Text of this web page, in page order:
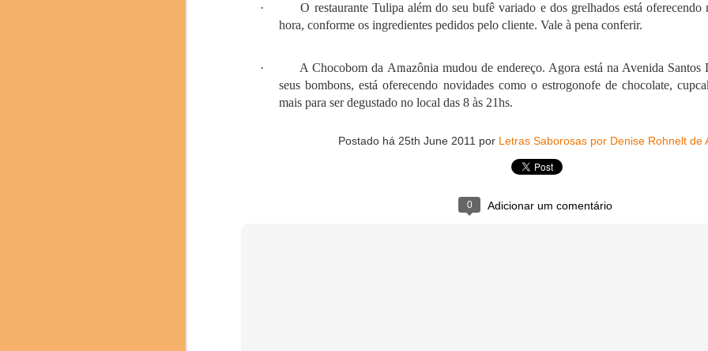
·
O restaurante Tulipa além do seu bufê variado e dos grelhados está oferecendo
hora, conforme os ingredientes pedidos pelo cliente. Vale à pena conferir.
·
A Chocobom da Amazônia mudou de endereço. Agora está na Avenida
seus bombons, está oferecendo novidades como o estrogonofe de chocolate,
mais para ser degustado no local das 8 às 21hs.
Postado há 25th June 2011 por Letras Saborosas por Denise Rohnelt de
0 Adicionar um comentário
Chef catalão Ferran Adrià e delegação do Japão
O Brasil esteve presente em quatro momentos, no Workshop sobre as texturas da
neuroconfeitaria; a chef Angelica Vitali (SP), referência no Brasil de cozinha molecular; e
mesa com degustação com diversos produtos da mandioca e jambu das marcas Manioca